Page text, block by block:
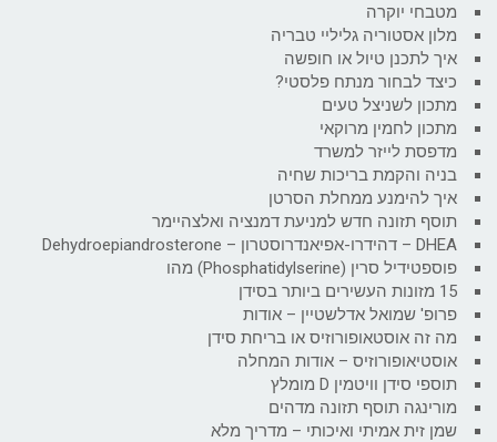
מטבחי יוקרה
מלון אסטוריה גליליי טבריה
איך לתכנן טיול או חופשה
כיצד לבחור מנתח פלסטי?
מתכון לשניצל טעים
מתכון לחמין מרוקאי
מדפסת לייזר למשרד
בניה והקמת בריכות שחיה
איך להימנע ממחלת הסרטן
תוסף תזונה חדש למניעת דמנציה ואלצהיימר
DHEA – דהידרו-אפיאנדרוסטרון – Dehydroepiandrosterone
פוספטידיל סרין (Phosphatidylserine) מהו
15 מזונות העשירים ביותר בסידן
פרופ' שמואל אדלשטיין – אודות
מה זה אוסטאופורוזיס או בריחת סידן
אוסטיאופורוזיס – אודות המחלה
תוספי סידן וויטמין D מומלץ
מורינגה תוסף תזונה מדהים
שמן זית אמיתי ואיכותי – מדריך מלא